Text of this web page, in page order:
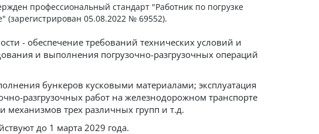
профессиональный стандарт "Работник по погрузке
(зарегистрирован 05.08.2022 № 69552).
- обеспечение требований технических условий и
и выполнения погрузочно-разгрузочных операций
бункеров кусковыми материалами; эксплуатация
разгрузочных работ на железнодорожном транспорте
трех различных групп и т.д.
до 1 марта 2029 года.